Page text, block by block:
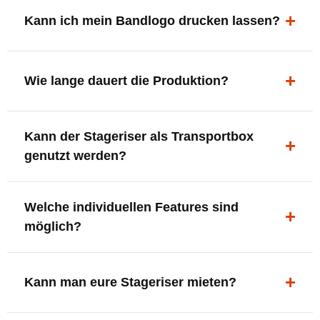
ergonomisch, sicher und gut sichtbar.
Kann ich mein Bandlogo drucken lassen?
deine Bühne, deine Marke.
Wie lange dauert die Produktion?
innerhalb Deutschlands kostenfrei.
Kann der Stageriser als Transportbox
genutzt werden?
oder Zubehör nutzen.
Welche individuellen Features sind
möglich?
XLR-Brücke / Schnittstelle
Setlist-Clip
Kann man eure Stageriser mieten?